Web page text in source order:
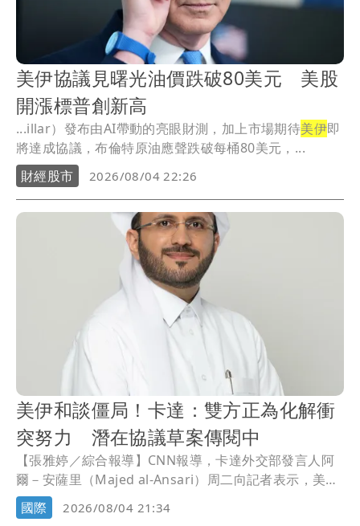
美伊協議見曙光油價跌破80美元 美股
開漲標普創新高
...illar）發布由AI帶動的亮眼財測，加上市場期待美伊即
將達成協議，布倫特原油應聲跌破每桶80美元，...
財經股市
2026/08/04 22:26
美伊和談僵局！卡達：雙方正為化解衝
突努力 潛在協議草案傳閱中
【張雅婷／綜合報導】CNN報導，卡達外交部發言人阿
爾－安薩里（Majed al-Ansari）周二向記者表示，美國
與伊朗之間為化解衝突所做的努力，目前已進入「非常
積極的進展階段」，而一項潛在協議的草案也正在各方
國際 2026/08/04 21:34